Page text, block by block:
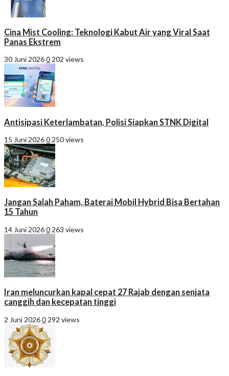
Cina Mist Cooling: Teknologi Kabut Air yang Viral Saat
Panas Ekstrem
30 Juni 20260 202 views
Antisipasi Keterlambatan, Polisi Siapkan STNK Digital
15 Juni 20260 250 views
Jangan Salah Paham, Baterai Mobil Hybrid Bisa Bertahan
15 Tahun
14 Juni 20260 263 views
Iran meluncurkan kapal cepat 27 Rajab dengan senjata
canggih dan kecepatan tinggi
2 Juni 20260 292 views